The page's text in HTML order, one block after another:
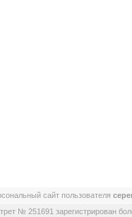
сайт пользователя
№ 251691 зарегистрирован